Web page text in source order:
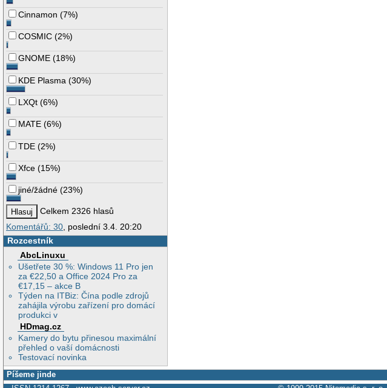
Cinnamon (7%)
COSMIC (2%)
GNOME (18%)
KDE Plasma (30%)
LXQt (6%)
MATE (6%)
TDE (2%)
Xfce (15%)
jiné/žádné (23%)
Celkem 2326 hlasů
Komentářů: 30 , poslední 3.4. 20:20
Rozcestník
AbcLinuxu
Ušetřete 30 %: Windows 11 Pro jen
za €22,50 a Office 2024 Pro za
€17,15 – akce B
Týden na ITBiz: Čína podle zdrojů
zahájila výrobu zařízení pro domácí
produkci v
HDmag.cz
Kamery do bytu přinesou maximální
přehled o vaší domácnosti
Testovací novinka
Píšeme jinde